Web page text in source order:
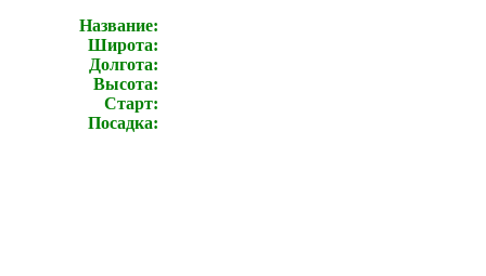
Название
Широта
Долгота
Высота
Старт
Посадка